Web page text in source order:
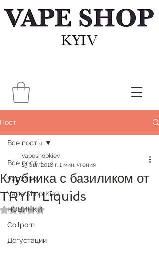
Пост
Все посты
VapExpo
Vape Shop Kiev
НОВИНКИ
Coilporn
Дегустации
Все посты
Клубника с базиликом от
TRYIT Liquids
vapeshopkiev
15 авг. 2018 г. 1 мин. чтения
Оценка: не число из 5 звезд.